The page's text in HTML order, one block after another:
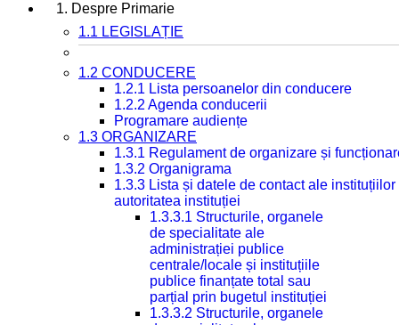
1. Despre Primarie
1.1 LEGISLAȚIE
1.2 CONDUCERE
1.2.1 Lista persoanelor din conducere
1.2.2 Agenda conducerii
Programare audiențe
1.3 ORGANIZARE
1.3.1 Regulament de organizare și
1.3.2 Organigrama
1.3.3 Lista și datele de contact ale
autoritatea instituției
1.3.3.1 Structurile, organele
de specialitate ale
administrației publice
centrale/locale și instituțiile
publice finanțate total sau
parțial prin bugetul instituției
1.3.3.2 Structurile, organele